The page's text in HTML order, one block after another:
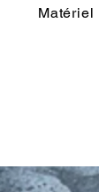
Matériel